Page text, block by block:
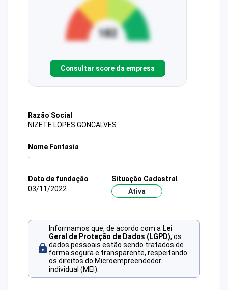
Consultar score da empresa
Razão Social
NIZETE LOPES GONCALVES
Nome Fantasia
-
Data de fundação
03/11/2022
Situação Cadastral
Ativa
Informamos que, de acordo com a Lei
Geral de Proteção de Dados (LGPD), os
dados pessoais estão sendo tratados de
forma segura e transparente, respeitando
os direitos do Microempreendedor
individual (MEI).